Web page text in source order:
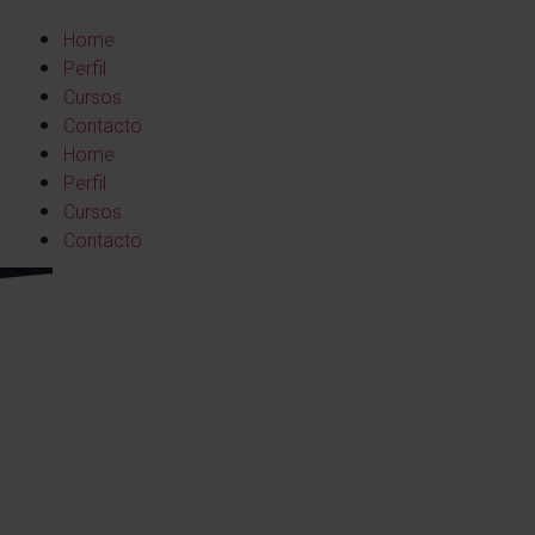
Home
Perfil
Cursos
Contacto
Home
Perfil
Cursos
Contacto